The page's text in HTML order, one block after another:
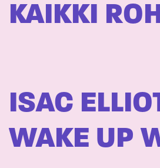
KAIKKI
ISAC
WAKE UP